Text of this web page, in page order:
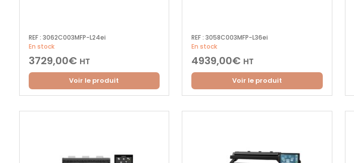
REF : 3062C003MFP-L24ei
En stock
3729,00€ HT
Voir le produit
REF : 3058C003MFP-L36ei
En stock
4939,00€ HT
Voir le produit